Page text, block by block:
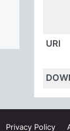
URI
Privacy Policy